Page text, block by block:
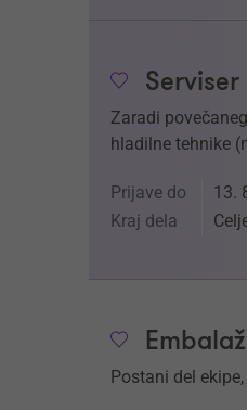
Zaradi
hladilne tehnike
Prijave do 13.
Kraj dela
Postani del